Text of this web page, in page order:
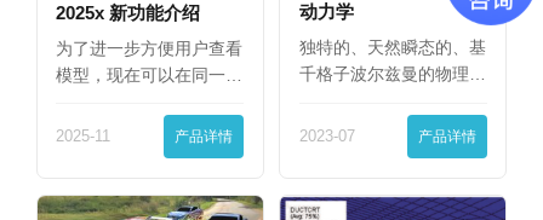
2025x 新功能介绍
为了进一步方便用户查看
模型，现在可以在同一
2025-11 产品详情
动力学
独特的、天然瞬态的、基
千格子波尔兹曼的物理
2023-07 产品详情